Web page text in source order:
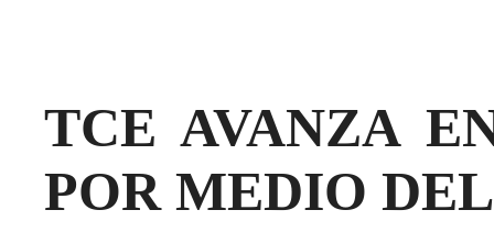
TCE AVANZA
POR MEDIO